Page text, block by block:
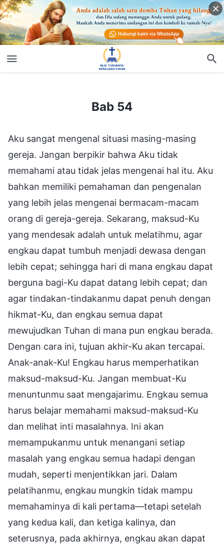
Bab 54
Aku sangat mengenal situasi masing-masing
gereja. Jangan berpikir bahwa Aku tidak
memahami atau tidak jelas mengenai hal itu. Aku
bahkan memiliki pemahaman dan pengenalan
yang lebih jelas mengenai bermacam-macam
orang di gereja-gereja. Sekarang, maksud-Ku
yang mendesak adalah untuk melatihmu, agar
engkau dapat tumbuh menjadi dewasa dengan
lebih cepat; sehingga hari di mana engkau dapat
berguna bagi-Ku dapat datang lebih cepat; dan
agar tindakan-tindakanmu dapat penuh dengan
hikmat-Ku, dan engkau semua dapat
mewujudkan Tuhan di mana pun engkau berada.
Dengan cara ini, tujuan akhir-Ku akan tercapai.
Anak-anak-Ku! Engkau harus memperhatikan
maksud-maksud-Ku. Jangan membuat-Ku
menuntunmu saat mengajarimu. Engkau semua
harus belajar memahami maksud-maksud-Ku
dan melihat inti masalahnya. Ini akan
memampukanmu untuk menangani setiap
masalah yang engkau semua hadapi dengan
mudah, seperti menjentikkan jari. Dalam
pelatihanmu, engkau mungkin tidak mampu
memahaminya di kali pertama—tetapi setelah
yang kedua kali, dan ketiga kalinya, dan
seterusnya, pada akhirnya, engkau akan dapat